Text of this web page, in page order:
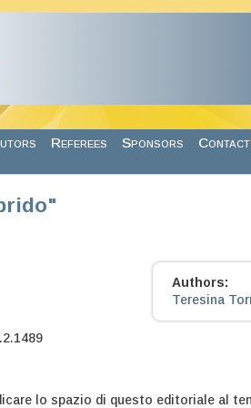
Referees Sponsors Contact
Authors:
Teresina
lo spazio di questo editoriale al